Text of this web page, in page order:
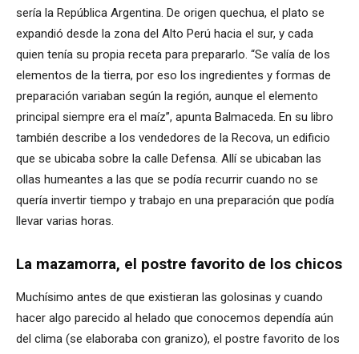
sería la República Argentina. De origen quechua, el plato se
expandió desde la zona del Alto Perú hacia el sur, y cada
quien tenía su propia receta para prepararlo. “Se valía de los
elementos de la tierra, por eso los ingredientes y formas de
preparación variaban según la región, aunque el elemento
principal siempre era el maíz”, apunta Balmaceda. En su libro
también describe a los vendedores de la Recova, un edificio
que se ubicaba sobre la calle Defensa. Allí se ubicaban las
ollas humeantes a las que se podía recurrir cuando no se
quería invertir tiempo y trabajo en una preparación que podía
llevar varias horas.
La mazamorra, el postre favorito de los chicos
Muchísimo antes de que existieran las golosinas y cuando
hacer algo parecido al helado que conocemos dependía aún
del clima (se elaboraba con granizo), el postre favorito de los